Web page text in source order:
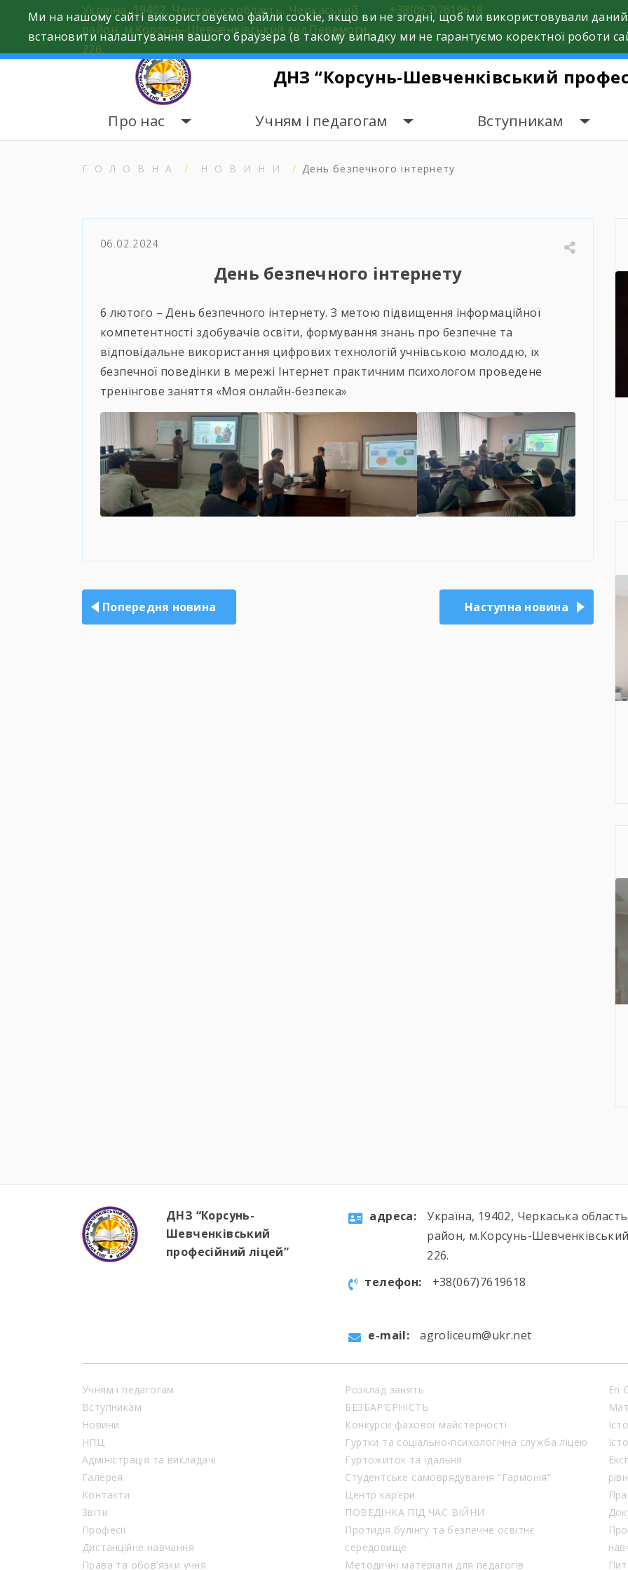
Україна, 19402, Черкаська область, Черкаський
район, м.Корсунь-Шевченківський вул.Перемоги,
226.
+38(067)7619618
ДНЗ “Корсунь-Шевченківський
Про нас Учням і педагогам Вступникам
ГОЛОВНА НОВИНИ День безпечного інтернету
06.02.2024
День безпечного інтернету
6 лютого – День безпечного інтернету. З метою підвищення інформаційної
компетентності здобувачів освіти, формування знань про безпечне та
відповідальне використання цифрових технологій учнівською молоддю, їх
безпечної поведінки в мережі Інтернет практичним психологом проведене
тренінгове заняття «Моя онлайн-безпека»
записів
Попередня новина Наступна новина
Ми на нашому сайті використовуємо файли cookie, якщо ви не згодні, щоб ми використовували
встановити налаштування вашого браузера (в такому випадку ми не гарантуємо коректної роботи
ДНЗ “Корсунь-
Шевченківський
професійний ліцей”
aдресa:
Україна, 19402, Черкаська
район, м.Корсунь-
226.
телефон:
+38(067)7619618
e-mail: agroliceum@ukr.net
Учням і педагогам
Вступникам
Новини
НПЦ
Адміністрація та викладачі
Галерея
Контакти
Звіти
Професії
Дистанційне навчання
Права та обов’язки учня
Розклад занять
БЕЗБАР’ЄРНІСТЬ
Конкурси фахової майстерності
Гуртки та соціально-психологічна служба ліцею
Гуртожиток та їдальня
Студентське самоврядування “Гармонія”
Центр кар’єри
ПОВЕДІНКА ПІД ЧАС ВІЙНИ
Протидія булінгу та безпечне освітнє
середовище
Методичні матеріали для педагогів
En